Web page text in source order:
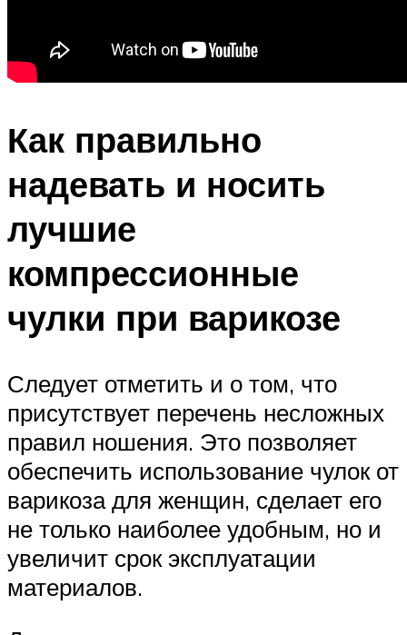
Как правильно
надевать и носить
лучшие
компрессионные
чулки при варикозе
Следует отметить и о том, что
присутствует перечень несложных
правил ношения. Это позволяет
обеспечить использование чулок от
варикоза для женщин, сделает его
не только наиболее удобным, но и
увеличит срок эксплуатации
материалов.